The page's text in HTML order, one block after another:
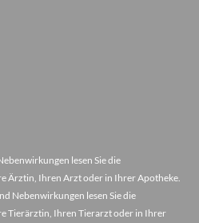
lesen Sie die
Ärztin, Ihren Arzt oder in Ihrer Apotheke.
Nebenwirkungen lesen Sie die
Tierärztin, Ihren Tierarzt oder in Ihrer